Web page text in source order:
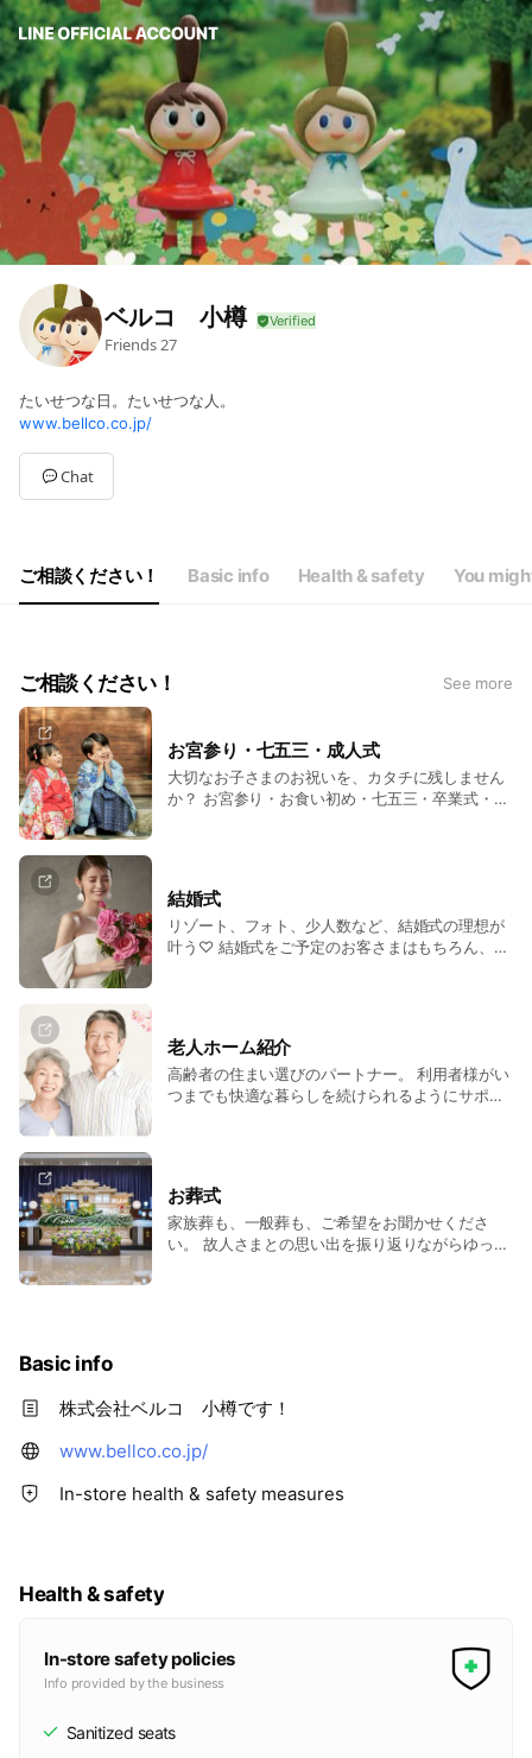
ベルコ 小樽
Friends27
たいせつな日。たいせつな人。
www.bellco.co.jp/
Chat
ご相談ください！ Basic info Health & safety You
ご相談ください！ See more
お宮参り・七五三・成人式
大切なお子さまのお祝いを、カタチに残しません
か？ お宮参り・お食い初め・七五三・卒業式・成
結婚式
リゾート、フォト、少人数など、結婚式の理想が
叶う♡ 結婚式をご予定のお客さまはもちろん、ま
老人ホーム紹介
高齢者の住まい選びのパートナー。 利用者様がい
つまでも快適な暮らしを続けられるようにサポー
お葬式
家族葬も、一般葬も、ご希望をお聞かせくださ
い。 故人さまとの思い出を振り返りながらゆっく
Basic info
株式会社ベルコ 小樽です！
www.bellco.co.jp/
In-store health & safety measures
Health & safety
In-store safety policies
Info provided by the business
Sanitized seats